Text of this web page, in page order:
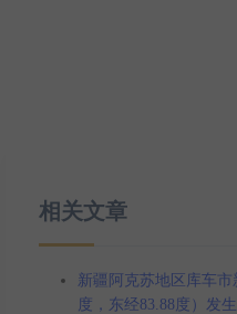
相关文章
新疆阿克苏地区库车市
度，东经83.88度）发